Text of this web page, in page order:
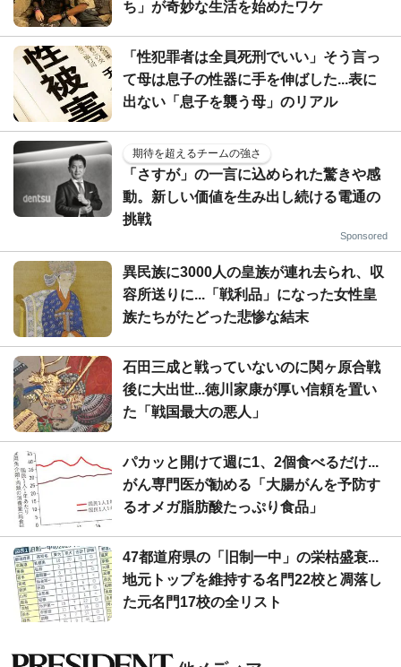
ち」が奇妙な生活を始めたワケ
「性犯罪者は全員死刑でいい」そう言っ
て母は息子の性器に手を伸ばした...表に
出ない「息子を襲う母」のリアル
期待を超えるチームの強さ
「さすが」の一言に込められた驚きや感
動。新しい価値を生み出し続ける電通の
挑戦
Sponsored
異民族に3000人の皇族が連れ去られ、収
容所送りに...「戦利品」になった女性皇
族たちがたどった悲惨な結末
石田三成と戦っていないのに関ヶ原合戦
後に大出世...徳川家康が厚い信頼を置い
た「戦国最大の悪人」
パカッと開けて週に1、2個食べるだけ...
がん専門医が勧める「大腸がんを予防す
るオメガ脂肪酸たっぷり食品」
47都道府県の「旧制一中」の栄枯盛衰...
地元トップを維持する名門22校と凋落し
た元名門17校の全リスト